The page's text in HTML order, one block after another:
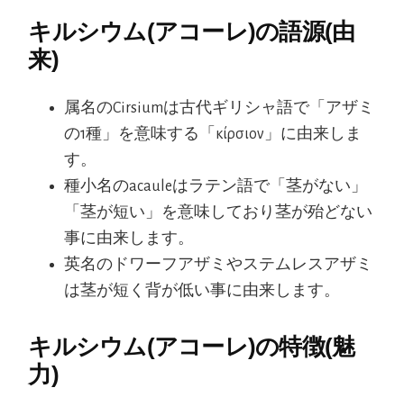
キルシウム(アコーレ)の語源(由
来)
属名のCirsiumは古代ギリシャ語で「アザミ
の1種」を意味する「κίρσιον」に由来しま
す。
種小名のacauleはラテン語で「茎がない」
「茎が短い」を意味しており茎が殆どない
事に由来します。
英名のドワーフアザミやステムレスアザミ
は茎が短く背が低い事に由来します。
キルシウム(アコーレ)の特徴(魅
力)